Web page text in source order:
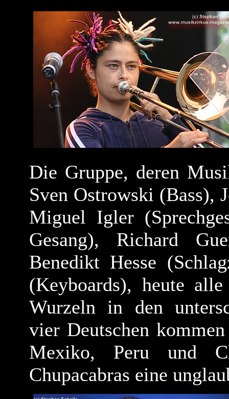
Die Gruppe, deren
Sven Ostrowski (Bass),
Miguel Igler
Gesang), Richard
Benedikt Hesse
(Keyboards), heute
Wurzeln in den
vier Deutschen
Mexiko, Peru und
Chupacabras eine